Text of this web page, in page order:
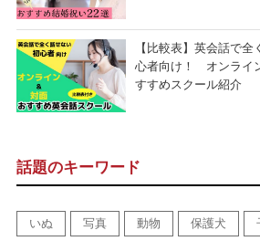
【比較表】英会話で全
心者向け！ オンライ
すすめスクール紹介
話題のキーワード
いぬ 写真 動物 保護犬